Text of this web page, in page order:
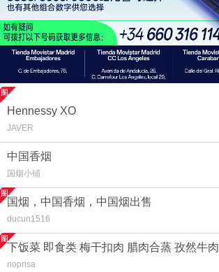
Hennessy XO
JAVER
中国香烟
国烟小铺
国烟，中国香烟，中国烟出售
ducun1516
下饭菜 即食类 梅干扣肉 腊肉合蒸 孜然牛肉
noprisa